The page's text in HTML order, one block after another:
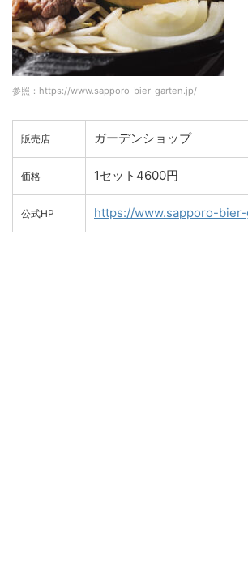
参照：https://www.sapporo-bier-garten.jp/
販売店 ガーデンショップ
価格 1セット4600円
公式HP https://www.sapporo-